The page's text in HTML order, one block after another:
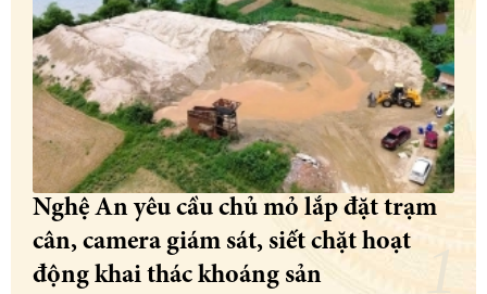
Nghệ An yêu cầu chủ mỏ lắp đặt trạm
cân, camera giám sát, siết chặt hoạt
động khai thác khoáng sản